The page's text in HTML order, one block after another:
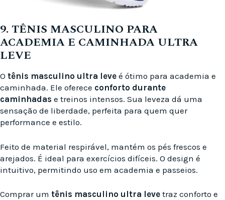
9. TÊNIS MASCULINO PARA
ACADEMIA E CAMINHADA ULTRA
LEVE
O tênis masculino ultra leve é ótimo para academia e
caminhada. Ele oferece conforto durante
caminhadas e treinos intensos. Sua leveza dá uma
sensação de liberdade, perfeita para quem quer
performance e estilo.
Feito de material respirável, mantém os pés frescos e
arejados. É ideal para exercícios difíceis. O design é
intuitivo, permitindo uso em academia e passeios.
Comprar um tênis masculino ultra leve traz conforto e